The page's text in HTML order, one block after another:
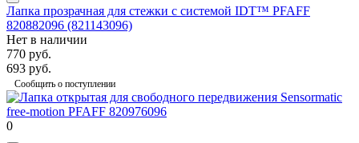
Лапка прозрачная для стежки с системой IDT™ PFAFF
820882096 (821143096)
Нет в наличии
770 руб.
693 руб.
Сообщить о поступлении
0